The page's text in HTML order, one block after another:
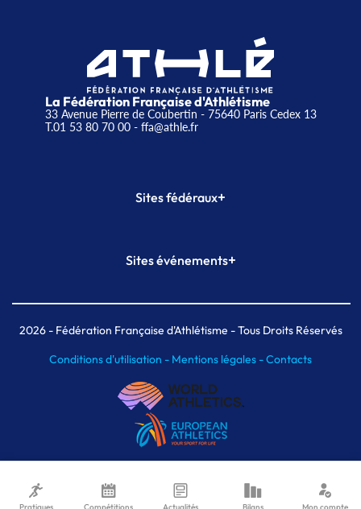
La Fédération Française d'Athlétisme
33 Avenue Pierre de Coubertin - 75640 Paris Cedex 13
T.01 53 80 70 00- ffa@athle.fr
Sites fédéraux+
Plateforme Formation
Sites événements+
Meeting de Paris indoor
MAIF Ekiden de Paris
2026- Fédération Française d'Athlétisme - Tous Droits Réservés
Conditions d'utilisation - Mentions légales -Contacts
Pratiques Compétitions Actualités Bilans Mon compte